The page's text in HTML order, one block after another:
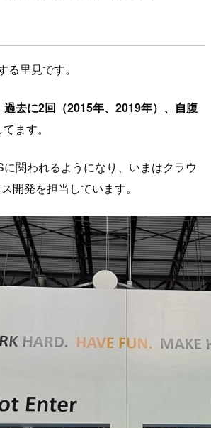
里見です。
過去に2回（2015年、2019年）、自腹
てます。
関われるようになり、いまはクラウ
開発を担当しています。